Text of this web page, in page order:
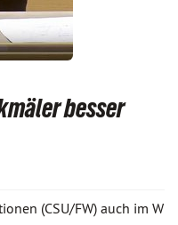
besser
(CSU/FW) auch im